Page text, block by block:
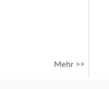
Mehr >>